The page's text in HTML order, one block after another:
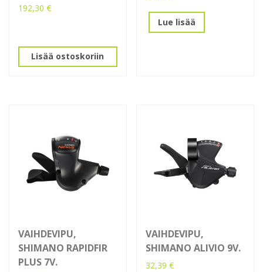
192,30 €
Lisää ostoskoriin
Lue lisää
VAIHDEVIPU,
SHIMANO RAPIDFIR
PLUS 7V.
VAIHDEVIPU,
SHIMANO ALIVIO 9V.
32,39€